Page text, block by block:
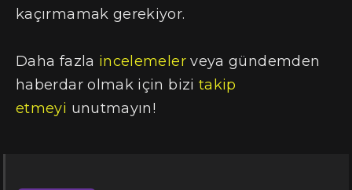
kaçırmamak gerekiyor.
Daha fazla incelemelerveya gündemden
haberdar olmak için bizi takip
etmeyi unutmayın!